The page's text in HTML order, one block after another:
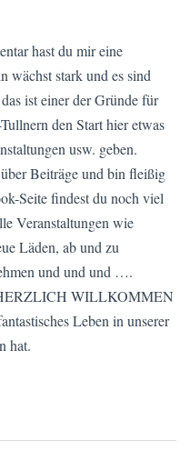
hast du mir eine
wächst stark und es sind
ist einer der Gründe für
den Start hier etwas
usw. geben.
Beiträge und bin fleißig
Seite findest du noch viel
Veranstaltungen wie
Läden, ab und zu
und und und ….
HERZLICH WILLKOMMEN
Leben in unserer
hat.